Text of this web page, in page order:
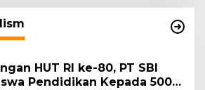
HUT RI ke-80, PT SBI
Pendidikan Kepada 500